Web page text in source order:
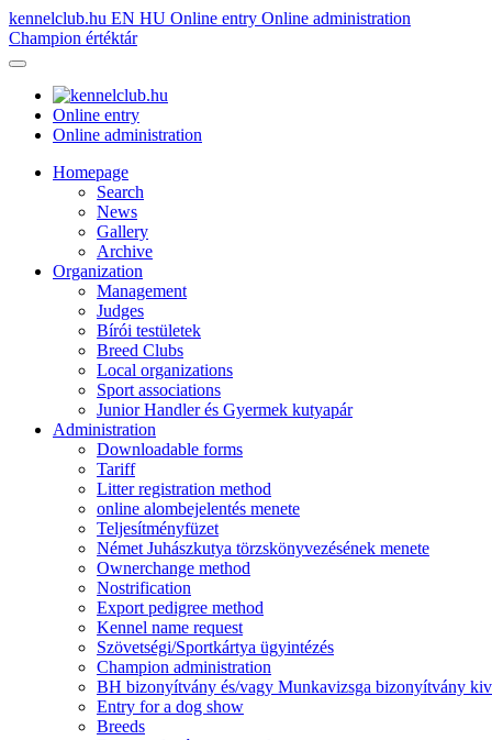
kennelclub.hu EN HU Online entry Online administration
Champion értéktár
Online entry
Online administration
Homepage
Search
News
Gallery
Archive
Organization
Management
Judges
Bírói testületek
Breed Clubs
Local organizations
Sport associations
Junior Handler és Gyermek kutyapár
Administration
Downloadable forms
Tariff
Litter registration method
online alombejelentés menete
Teljesítményfüzet
Német Juhászkutya törzskönyvezésének menete
Ownerchange method
Nostrification
Export pedigree method
Kennel name request
Szövetségi/Sportkártya ügyintézés
Champion administration
BH bizonyítvány és/vagy Munkavizsga bizonyítvány
Entry for a dog show
Breeds